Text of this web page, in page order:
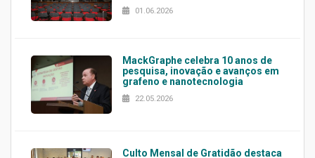
01.06.2026
MackGraphe celebra 10 anos de
pesquisa, inovação e avanços em
grafeno e nanotecnologia
22.05.2026
Culto Mensal de Gratidão destaca